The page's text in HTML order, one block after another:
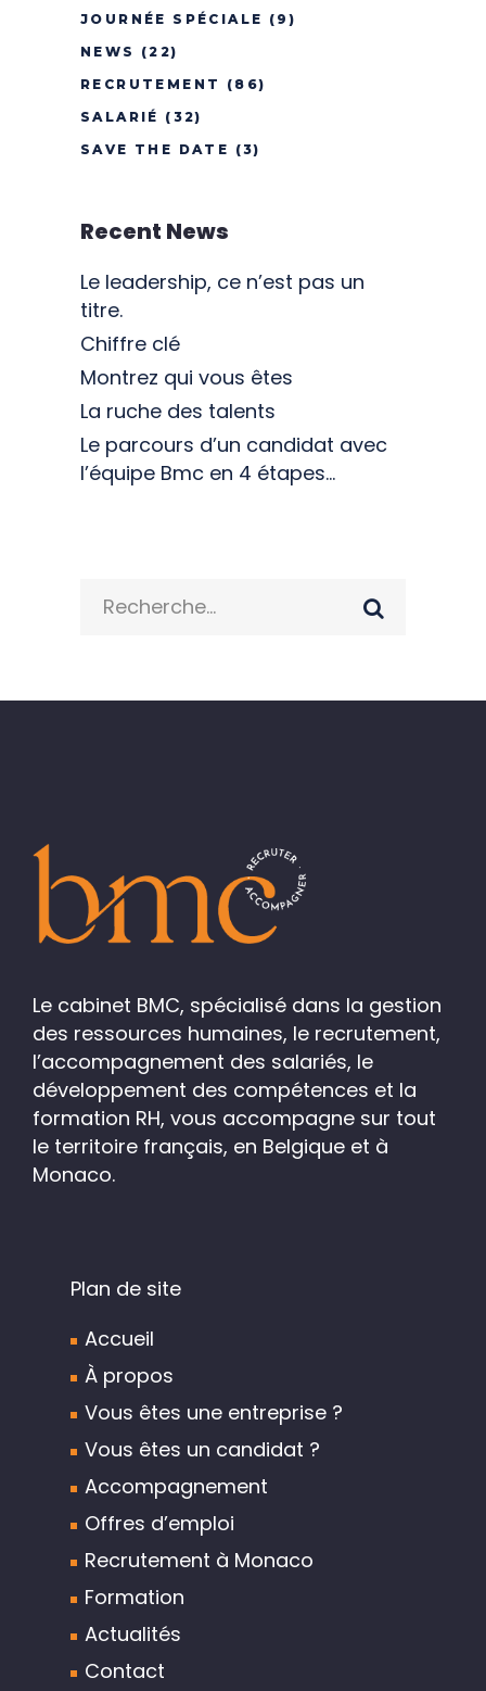
JOURNÉE SPÉCIALE (9)
NEWS
(22)
RECRUTEMENT
(86)
SALARIÉ (32)
SAVE THE DATE (3)
Recent News
Le leadership, ce n’est pas un
titre.
Chiffre clé
Montrez qui vous êtes
La ruche des talents
Le parcours d’un candidat avec
l’équipe Bmc en 4 étapes…
for:
Le cabinet BMC, spécialisé dans la gestion
des ressources humaines, le recrutement,
l’accompagnement des salariés, le
développement des compétences et la
formation RH, vous accompagne sur tout
le territoire français, en Belgique et à
Monaco.
Plan de site
Accueil
À propos
Vous êtes une entreprise ?
Vous êtes un candidat ?
Accompagnement
Offres d’emploi
Recrutement à Monaco
Formation
Actualités
Contact